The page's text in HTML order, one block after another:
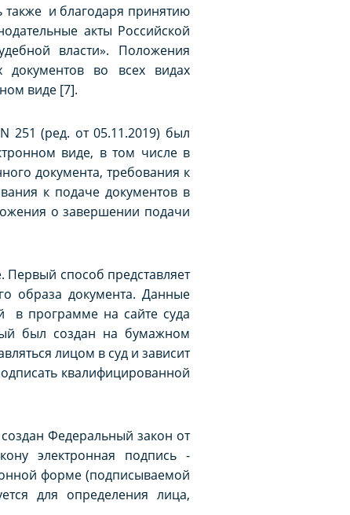
также и благодаря принятию
акты Российской
власти». Положения
документов во всех видах
виде [7].
251 (ред. от 05.11.2019) был
виде, в том числе в
документа, требования к
к подаче документов в
о завершении подачи
Первый способ представляет
образа документа. Данные
в программе на сайте суда
был создан на бумажном
лицом в суд и зависит
квалифицированной
Федеральный закон от
электронная подпись -
форме (подписываемой
для определения лица,